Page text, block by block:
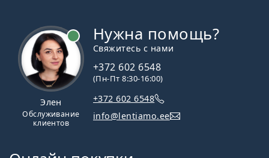
Элен
Обслуживание
клиентов
Нужна помощь?
Свяжитесь с нами
+372 602 6548
(Пн-Пт 8:30-16:00)
+372 602 6548
info@lentiamo.ee